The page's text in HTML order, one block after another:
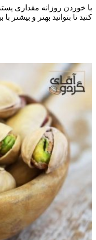
با خوردن روزانه مقداری
کنید تا بتوانید بهتر و بیشتر